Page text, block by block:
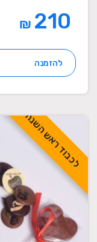
₪
להזמנה
לכבוד ראש השנה